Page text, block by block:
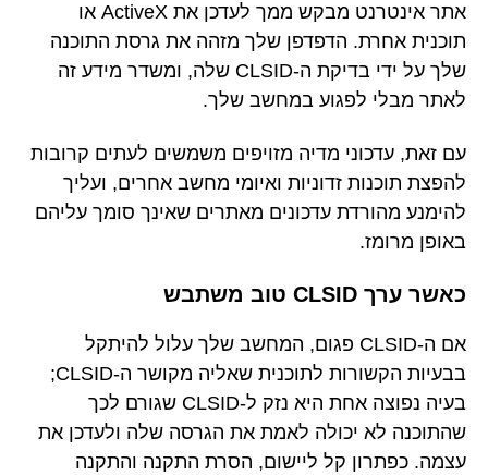
אתר אינטרנט מבקש ממך לעדכן את ActiveX או
תוכנית אחרת. הדפדפן שלך מזהה את גרסת התוכנה
שלך על ידי בדיקת ה-CLSID שלה, ומשדר מידע זה
לאתר מבלי לפגוע במחשב שלך.
עם זאת, עדכוני מדיה מזויפים משמשים לעתים קרובות
להפצת תוכנות זדוניות ואיומי מחשב אחרים, ועליך
להימנע מהורדת עדכונים מאתרים שאינך סומך עליהם
באופן מרומז.
כאשר ערך CLSID טוב משתבש
אם ה-CLSID פגום, המחשב שלך עלול להיתקל
בבעיות הקשורות לתוכנית שאליה מקושר ה-CLSID;
בעיה נפוצה אחת היא נזק ל-CLSID שגורם לכך
שהתוכנה לא יכולה לאמת את הגרסה שלה ולעדכן את
עצמה. כפתרון קל ליישום, הסרת התקנה והתקנה